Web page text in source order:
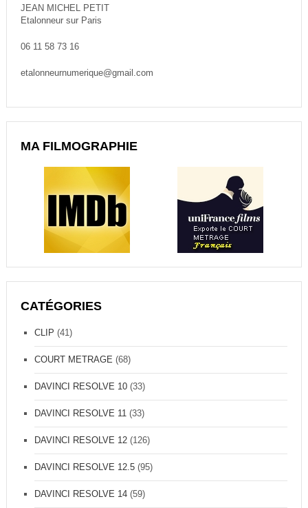
JEAN MICHEL PETIT
Etalonneur sur Paris
06 11 58 73 16
etalonneurnumerique@gmail.com
MA FILMOGRAPHIE
CATÉGORIES
CLIP (41)
COURT METRAGE (68)
DAVINCI RESOLVE 10(33)
DAVINCI RESOLVE 11(33)
DAVINCI RESOLVE 12(126)
DAVINCI RESOLVE 12.5(95)
DAVINCI RESOLVE 14(59)